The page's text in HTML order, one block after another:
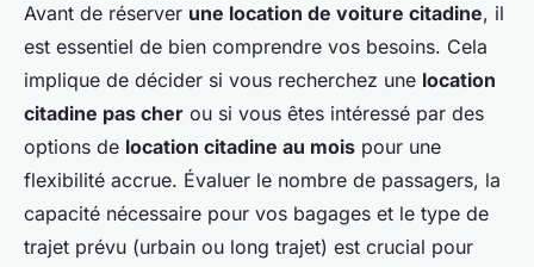
Avant de réserver une location de voiture citadine, il
est essentiel de bien comprendre vos besoins. Cela
implique de décider si vous recherchez une location
citadine pas cher ou si vous êtes intéressé par des
options de location citadine au mois pour une
flexibilité accrue. Évaluer le nombre de passagers, la
capacité nécessaire pour vos bagages et le type de
trajet prévu (urbain ou long trajet) est crucial pour